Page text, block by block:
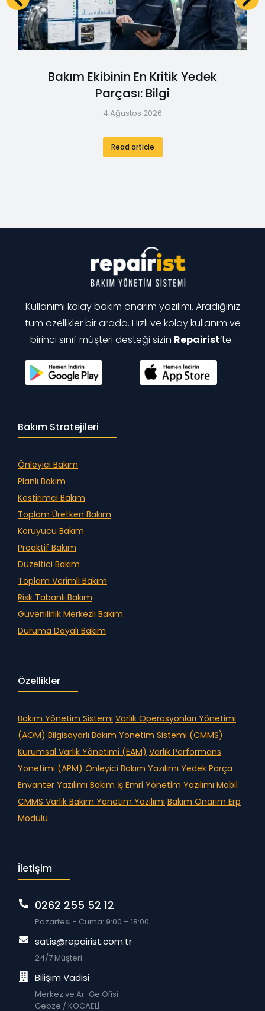
Bakım Ekibinin En Kritik Yedek
Parçası: Bilgi
4 Ağustos 2026
Read article
Kullanımı kolay bakım onarım yazılımı. Aradığınız
tüm özellikler bir arada. Hızlı ve kolay kullanım ve
birinci sınıf müşteri desteği sizin Repairist‘te..
Bakım Stratejileri
Önleyici Bakım
Planlı Bakım
Kestirimci Bakım
Toplam Üretken Bakım
Koruyucu Bakım
Proaktif Bakım
Düzeltici Bakım
Toplam Verimli Bakım
Risk Tabanlı Bakım
Güvenilirlik Merkezli Bakım
Duruma Dayalı Bakım
Özellikler
Bakım Yönetim Sistemi Varlık Operasyonları Yönetimi
(AOM) Bilgisayarlı Bakım Yönetim Sistemi (CMMS)
Kurumsal Varlık Yönetimi (EAM) Varlık Performans
Yönetimi (APM) Önleyici Bakım Yazılımı Yedek Parça
Envanter Yazılımı Bakım İş Emri Yönetim Yazılımı Mobil
CMMS Varlık Bakım Yönetim Yazılımı Bakım Onarım Erp
Modülü
İletişim
0262 255 52 12
Pazartesi - Cuma: 9:00 – 18:00
satis@repairist.com.tr
24/7 Müşteri
Bilişim Vadisi
Merkez ve Ar-Ge Ofisi
Gebze / KOCAELİ